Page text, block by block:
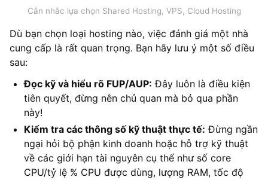
Cân nhắc lựa chọn Shared Hosting, VPS, Cloud Hosting
Dù bạn chọn loại hosting nào, việc đánh giá một nhà
cung cấp là rất quan trọng. Bạn hãy lưu ý một số điều
sau:
Đọc kỹ và hiểu rõ FUP/AUP: Đây luôn là điều kiện
tiên quyết, đừng nên chủ quan mà bỏ qua phần
này!
Kiểm tra các thông số kỹ thuật thực tế: Đừng ngần
ngại hỏi bộ phận kinh doanh hoặc hỗ trợ kỹ thuật
về các giới hạn tài nguyên cụ thể như số core
CPU/tỷ lệ % CPU được dùng, lượng RAM, tốc độ